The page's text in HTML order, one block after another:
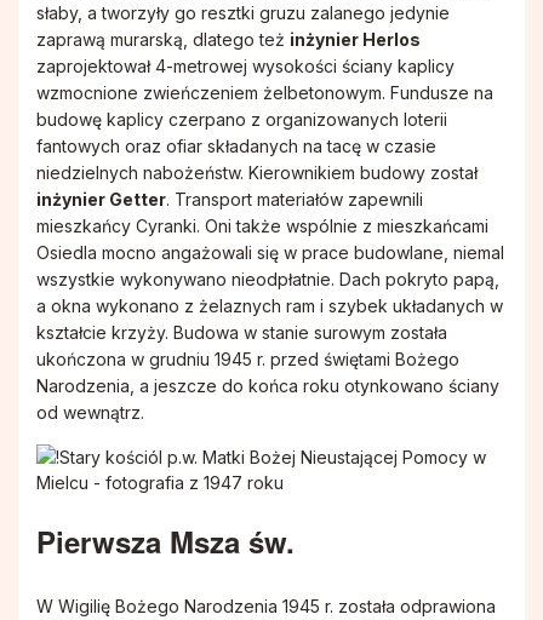
słaby, a tworzyły go resztki gruzu zalanego jedynie
zaprawą murarską, dlatego też inżynier Herlos
zaprojektował 4-metrowej wysokości ściany kaplicy
wzmocnione zwieńczeniem żelbetonowym. Fundusze na
budowę kaplicy czerpano z organizowanych loterii
fantowych oraz ofiar składanych na tacę w czasie
niedzielnych nabożeństw. Kierownikiem budowy został
inżynier Getter. Transport materiałów zapewnili
mieszkańcy Cyranki. Oni także wspólnie z mieszkańcami
Osiedla mocno angażowali się w prace budowlane, niemal
wszystkie wykonywano nieodpłatnie. Dach pokryto papą,
a okna wykonano z żelaznych ram i szybek układanych w
kształcie krzyży. Budowa w stanie surowym została
ukończona w grudniu 1945 r. przed świętami Bożego
Narodzenia, a jeszcze do końca roku otynkowano ściany
od wewnątrz.
Pierwsza Msza św.
W Wigilię Bożego Narodzenia 1945 r. została odprawiona